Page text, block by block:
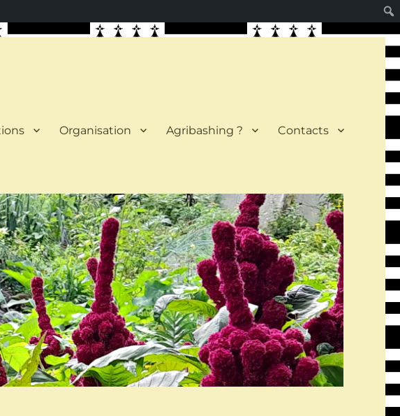
Organisation Agribashing ? Contacts